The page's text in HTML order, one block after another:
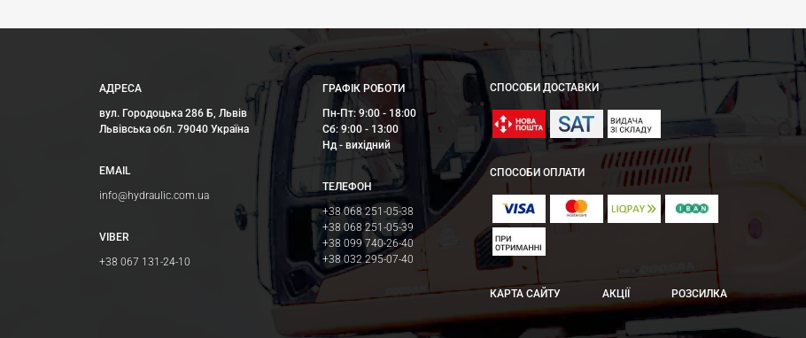
АДРЕСА
вул. Городоцька 286 Б, Львів
Львівська обл. 79040 Україна
EMAIL
info@hydraulic.com.ua
VIBER
+38 067 131-24-10
ГРАФІК РОБОТИ
Пн-Пт: 9:00 - 18:00
Сб: 9:00 - 13:00
Нд - вихідний
ТЕЛЕФОН
+38 068 251-05-38
+38 068 251-05-39
+38 099 740-26-40
+38 032 295-07-40
СПОСОБИ ДОСТАВКИ
СПОСОБИ ОПЛАТИ
КАРТА САЙТУ АКЦІЇ РОЗСИЛКА